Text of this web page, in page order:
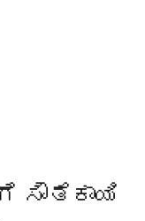
ಸೌತೆಕಾಯಿ